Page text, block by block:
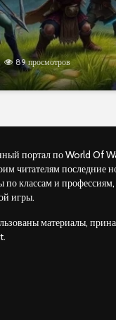
89 просмотров
портал по World Of
читателям последние
по классам и
игры.
материалы,